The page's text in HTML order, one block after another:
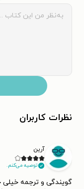
نظرات کاربران
آرین
توصیه می‌کنم.
گویندگی و ترجمه خیلی